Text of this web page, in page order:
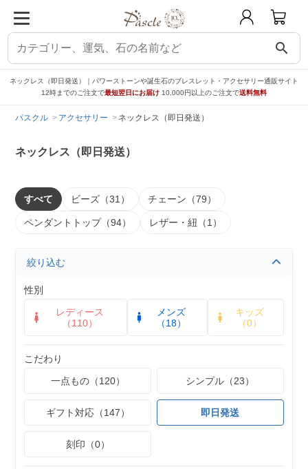
search
ネックレス（即日発送）｜パワーストーンや誕生石のブレスレット・アクセサリー通販サイト
12時までのご注文で最短翌日にお届け 10,000円以上のご注文で送料無料
パスクル アクセサリー ネックレス（即日発送）
ネックレス（即日発送）
すべて ビーズ（31） チェーン（79）
ペンダントトップ（94） レザー・紐（1）
絞り込む
性別
レディース
（110）
メンズ
（18）
キッズ
（0）
こだわり
一点もの（120）
シンプル（23）
ギフト対応（147） 即日発送
刻印（0）